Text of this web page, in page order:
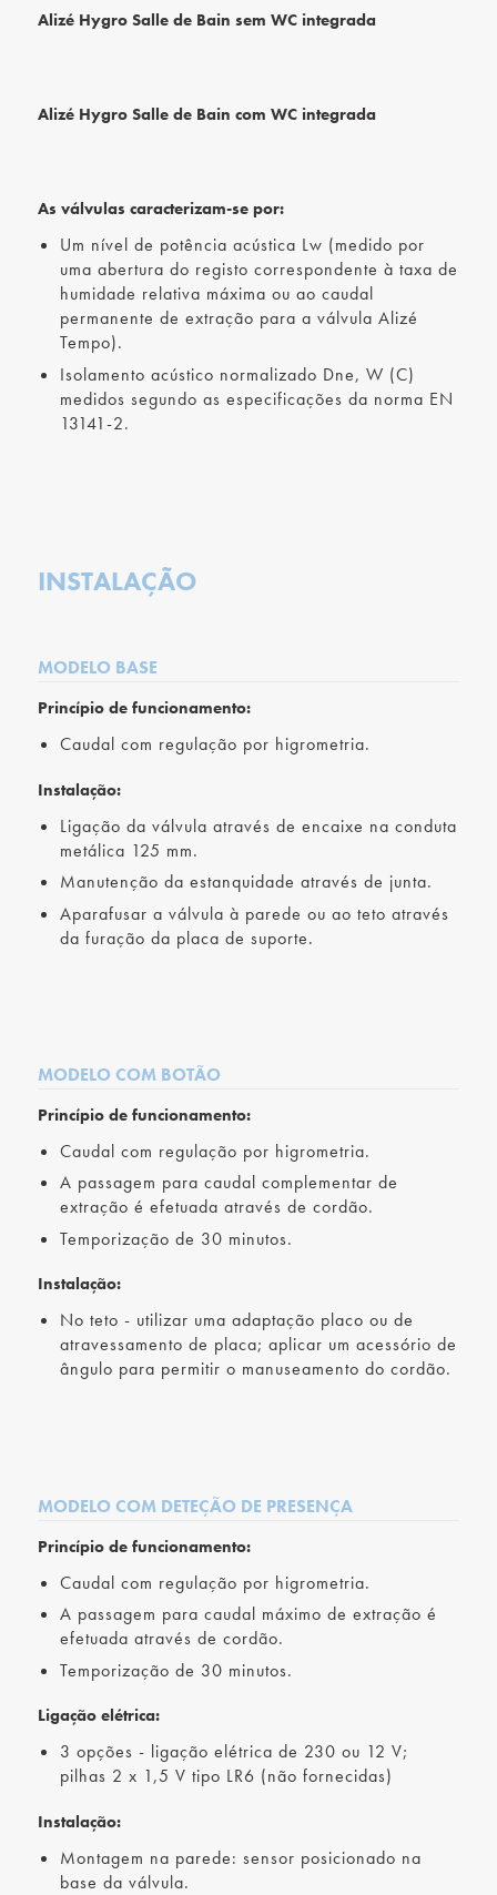
Alizé Hygro Salle de Bain sem WC integrada
Alizé Hygro Salle de Bain com WC integrada
As válvulas caracterizam-se por:
Um nível de potência acústica Lw (medido por
uma abertura do registo correspondente à taxa de
humidade relativa máxima ou ao caudal
permanente de extração para a válvula Alizé
Tempo).
Isolamento acústico normalizado Dne, W (C)
medidos segundo as especificações da norma EN
13141-2.
INSTALAÇÃO
MODELO BASE
Princípio de funcionamento:
Caudal com regulação por higrometria.
Instalação:
Ligação da válvula através de encaixe na conduta
metálica 125 mm.
Manutenção da estanquidade através de junta.
Aparafusar a válvula à parede ou ao teto através
da furação da placa de suporte.
MODELO COM BOTÃO
Princípio de funcionamento:
Caudal com regulação por higrometria.
A passagem para caudal complementar de
extração é efetuada através de cordão.
Temporização de 30 minutos.
Instalação:
No teto - utilizar uma adaptação placo ou de
atravessamento de placa; aplicar um acessório de
ângulo para permitir o manuseamento do cordão.
MODELO COM DETEÇÃO DE PRESENÇA
Princípio de funcionamento:
Caudal com regulação por higrometria.
A passagem para caudal máximo de extração é
efetuada através de cordão.
Temporização de 30 minutos.
Ligação elétrica:
3 opções - ligação elétrica de 230 ou 12 V;
pilhas 2 x 1,5 V tipo LR6 (não fornecidas)
Instalação:
Montagem na parede: sensor posicionado na
base da válvula.